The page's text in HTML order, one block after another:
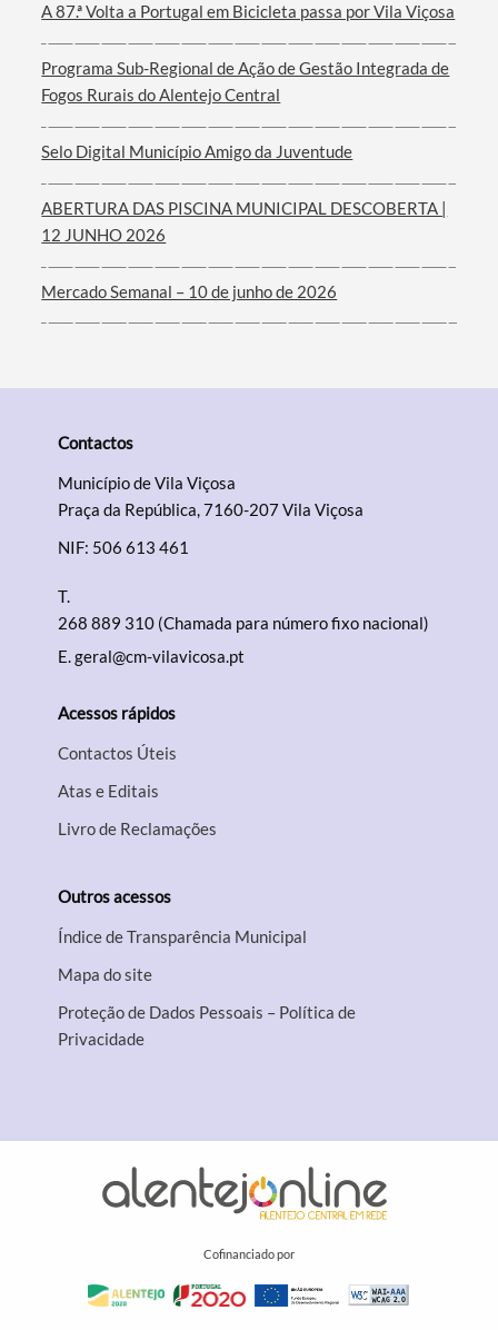
Categorias gerais
Filtros
A 87.ª Volta a Portugal em Bicicleta passa por Vila Viçosa
Programa Sub-Regional de Ação de Gestão Integrada de
Fogos Rurais do Alentejo Central
Selo Digital Município Amigo da Juventude
ABERTURA DAS PISCINA MUNICIPAL DESCOBERTA |
12 JUNHO 2026
Mercado Semanal – 10 de junho de 2026
Contactos
Município de Vila Viçosa
Praça da República, 7160-207 Vila Viçosa
NIF: 506 613 461
T.
268 889 310 (Chamada para número fixo nacional)
E.geral@cm-vilavicosa.pt
Acessos rápidos
Contactos Úteis
Atas e Editais
Livro de Reclamações
Outros acessos
Índice de Transparência Municipal
Mapa do site
Proteção de Dados Pessoais – Política de
Privacidade
Cofinanciado por